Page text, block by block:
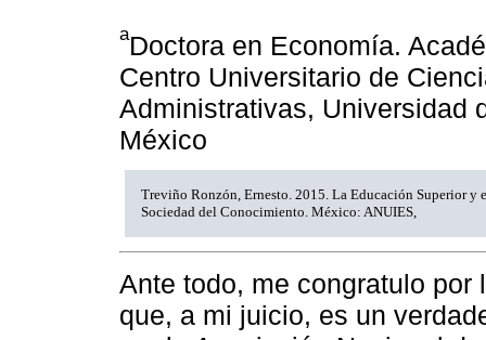
aDoctora en Economía.
Centro Universitario de
Administrativas, Universidad
México
Treviño Ronzón, Ernesto. 2015. La Educación Superior y
Sociedad del Conocimiento. México: ANUIES,
Ante todo, me congratulo
que, a mi juicio, es un